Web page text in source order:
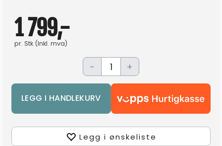
1 799,-
pr. Stk (Inkl. mva)
- +
Legg i ønskeliste